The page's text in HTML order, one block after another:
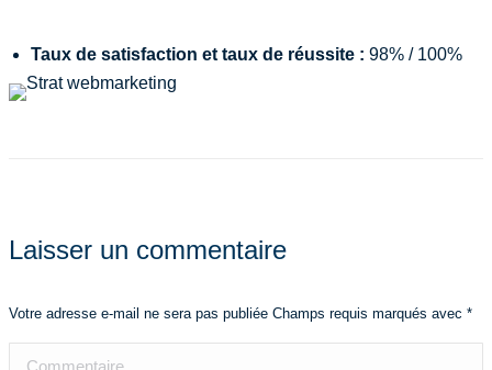
Taux de satisfaction et taux de réussite : 98% / 100%
Laisser un commentaire
Votre adresse e-mail ne sera pas publiée Champs requis marqués avec *
Commentaire